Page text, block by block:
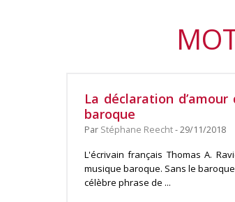
La déclaration
baroque
Par Stéphane Reecht- 29/11/2018
L'écrivain français Thomas A.
musique baroque. Sans le
célèbre phrase de ...